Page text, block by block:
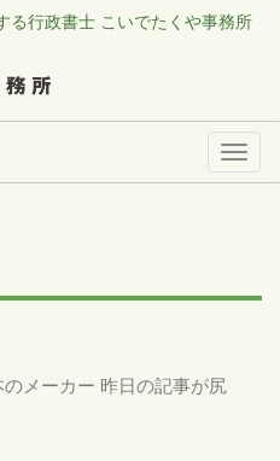
る行政書士 こいでたくや事務所
メ
メーカー 昨日の記事が尻